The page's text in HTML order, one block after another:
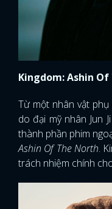
Kingdom: Ashin
Từ một nhân vật
do đại mỹ nhân Jun
thành phần phim
Ashin Of The North.
trách nhiệm chính